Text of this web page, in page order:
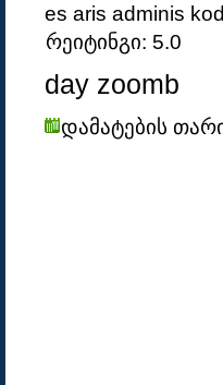
es aris adminis
რეიტინგი: 5.0
day zoomb
დამატების